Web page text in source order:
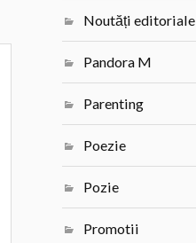
Noutăți editoriale
Pandora M
Parenting
Poezie
Pozie
Promotii